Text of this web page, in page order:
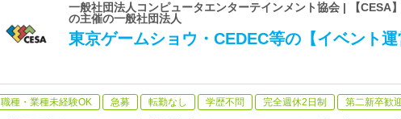
一般社団法人コンピュータエンターテインメント協会 | 【CESA
の主催の一般社団法人
東京ゲームショウ・CEDEC等の【イベント
職種・業種未経験OK 急募 転勤なし 学歴不問 完全週休2日制 第二新卒歓